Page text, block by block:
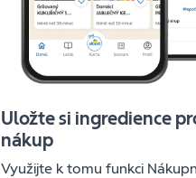
Uložte si ingredience
nákup
Využijte k tomu funkci